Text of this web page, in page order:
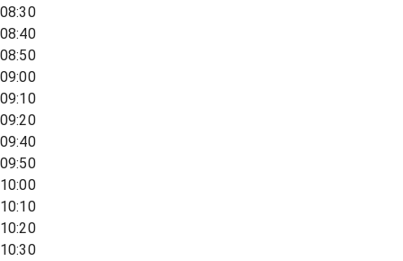
08:30
08:40
08:50
09:00
09:10
09:20
09:40
09:50
10:00
10:10
10:20
10:30